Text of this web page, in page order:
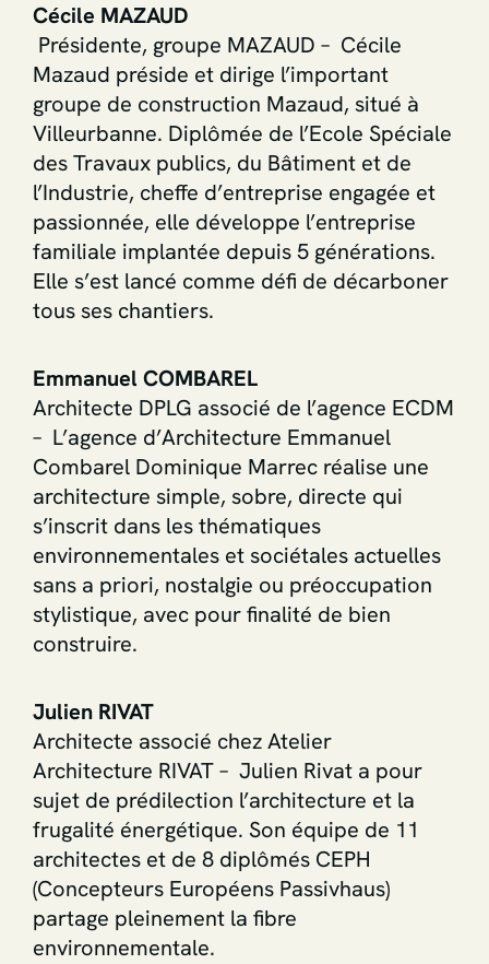
Cécile MAZAUD
Présidente, groupe MAZAUD – Cécile
Mazaud préside et dirige l’important
groupe de construction Mazaud, situé à
Villeurbanne. Diplômée de l’Ecole Spéciale
des Travaux publics, du Bâtiment et de
l’Industrie, cheffe d’entreprise engagée et
passionnée, elle développe l’entreprise
familiale implantée depuis 5 générations.
Elle s’est lancé comme défi de décarboner
tous ses chantiers.
Emmanuel COMBAREL
Architecte DPLG associé de l’agence ECDM
– L’agence d’Architecture Emmanuel
Combarel Dominique Marrec réalise une
architecture simple, sobre, directe qui
s’inscrit dans les thématiques
environnementales et sociétales actuelles
sans a priori, nostalgie ou préoccupation
stylistique, avec pour finalité de bien
construire.
Julien RIVAT
Architecte associé chez Atelier
Architecture RIVAT – Julien Rivat a pour
sujet de prédilection l’architecture et la
frugalité énergétique. Son équipe de 11
architectes et de 8 diplômés CEPH
(Concepteurs Européens Passivhaus)
partage pleinement la fibre
environnementale.